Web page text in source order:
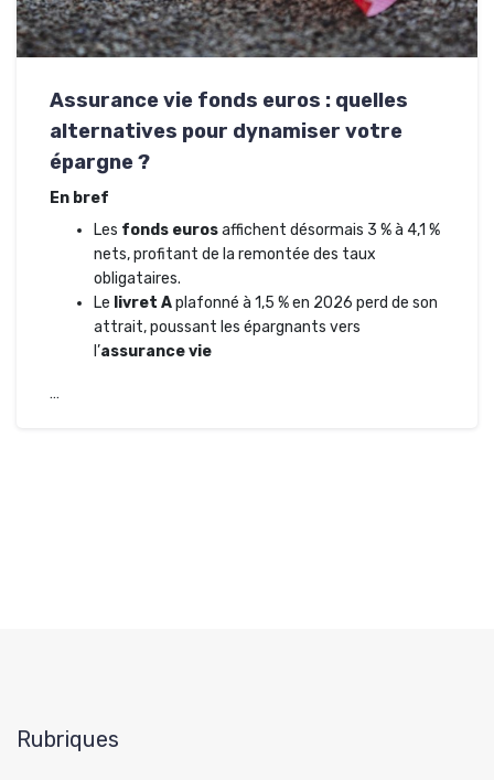
Assurance vie fonds euros : quelles
alternatives pour dynamiser votre
épargne ?
En bref
Les fonds eurosaffichent désormais 3 % à 4,1 %
nets, profitant de la remontée des taux
obligataires.
Le livret Aplafonné à 1,5 % en 2026 perd de son
attrait, poussant les épargnants vers
l’assurance vie
…
Rubriques